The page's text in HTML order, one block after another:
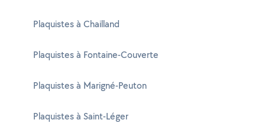
Plaquistes à Chailland
Plaquistes à Fontaine-Couverte
Plaquistes à Marigné-Peuton
Plaquistes à Saint-Léger